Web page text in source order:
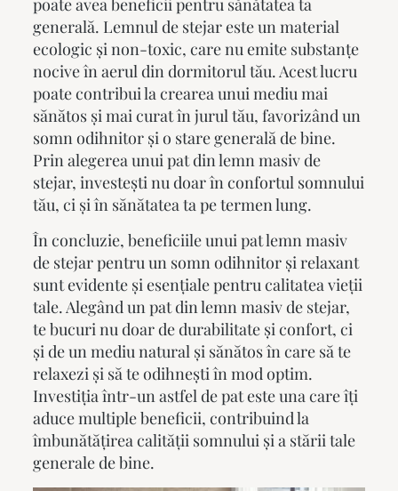
poate avea beneficii pentru sănătatea ta
generală. Lemnul de stejareste un material
ecologic și non-toxic, care nu emite substanțe
nocive în aerul din dormitorul tău. Acest lucru
poate contribui la crearea unui mediu mai
sănătos și mai curat în jurul tău, favorizând un
somn odihnitor și o stare generală de bine.
Prin alegerea unui pat din lemn masiv de
stejar, investești nu doar în confortul somnului
tău, ci și în sănătatea ta pe termen lung.
În concluzie, beneficiile unuipat lemn masiv
de stejar pentru un somn odihnitor și relaxant
sunt evidente și esențiale pentru calitatea vieții
tale. Alegând un pat din lemn masiv de stejar,
te bucuri nu doar de durabilitate și confort, ci
și de un mediu natural și sănătos în care să te
relaxezi și să te odihnești în mod optim.
Investiția într-un astfel de pat este una care îți
aduce multiple beneficii, contribuind la
îmbunătățirea calității somnului și a stării tale
generale de bine.